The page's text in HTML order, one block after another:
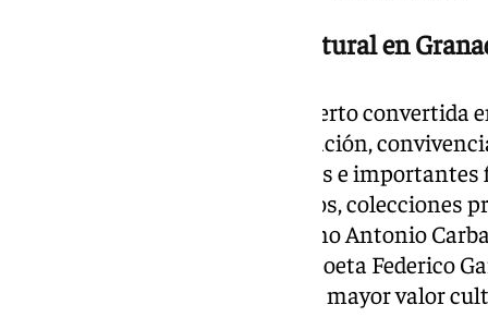
Un espacio de gran valor cultural en
La Biblioteca del Salón ha reabierto convertida
punto de encuentro para la creación,
su interior más de 58.000 títulos e
vinculados a Granada, entre ellos, colecciones
Literario, fondos de autores como Antonio
destacada sección dedicada al poeta Federico
de los espacios bibliográficos de mayor valor